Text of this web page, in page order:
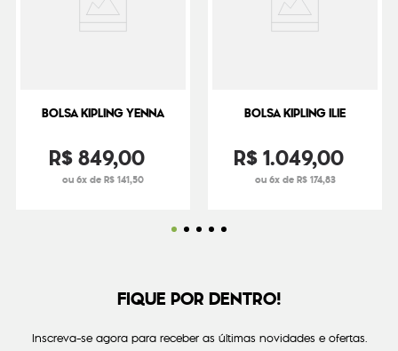
BOLSA KIPLING YENNA
R$849,00
ou 6x de R$ 141,50
BOLSA KIPLING ILIE
R$1.049,00
ou 6x de R$ 174,83
FIQUE POR DENTRO!
Inscreva-se agora para receber as últimas novidades e ofertas.